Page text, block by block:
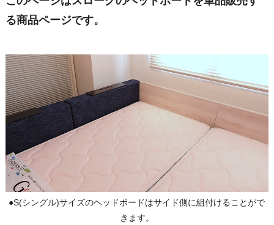
る商品ページです。
●S(シングル)サイズのヘッドボードはサイド側に組付けることがで
きます。